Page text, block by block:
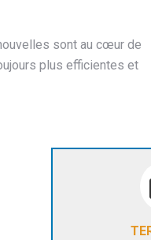
sont au cœur de
plus efficientes et
Pour vos